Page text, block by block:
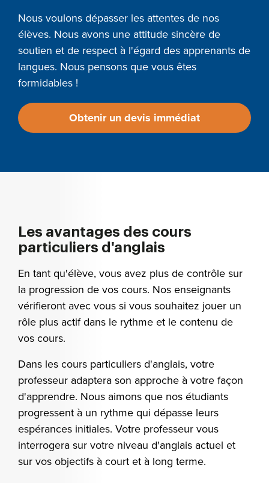
Nous voulons dépasser les attentes de nos
élèves. Nous avons une attitude sincère de
soutien et de respect à l'égard des apprenants de
langues. Nous pensons que vous êtes
formidables !
Obtenir un devis immédiat
Les avantages des cours
particuliers d'anglais
En tant qu'élève, vous avez plus de contrôle sur
la progression de vos cours. Nos enseignants
vérifieront avec vous si vous souhaitez jouer un
rôle plus actif dans le rythme et le contenu de
vos cours.
Dans les cours particuliers d'anglais, votre
professeur adaptera son approche à votre façon
d'apprendre. Nous aimons que nos étudiants
progressent à un rythme qui dépasse leurs
espérances initiales. Votre professeur vous
interrogera sur votre niveau d'anglais actuel et
sur vos objectifs à court et à long terme.